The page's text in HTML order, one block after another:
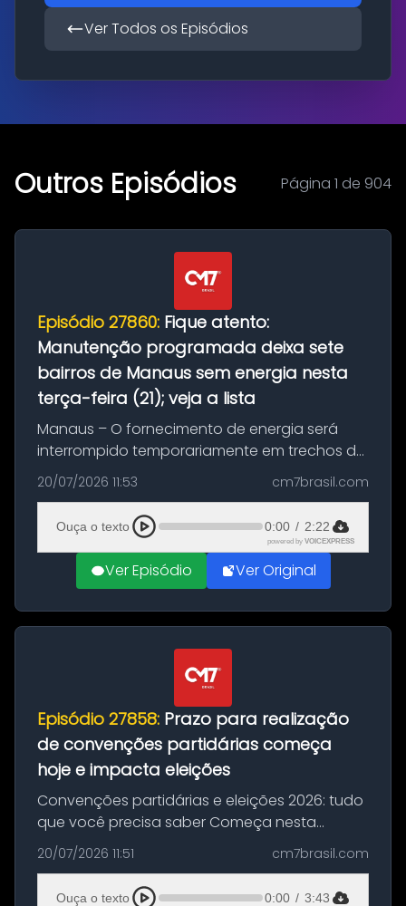
Ver Todos os Episódios
Outros Episódios Página 1 de 904
Episódio 27860: Fique atento:
Manutenção programada deixa sete
bairros de Manaus sem energia nesta
terça-feira (21); veja a lista
Manaus – O fornecimento de energia será
interrompido temporariamente em trechos de
sete bairros de Manaus nesta terça-feira (21).
A suspensão programada ocorrerá para a
execução de serviços de manuten...
20/07/2026 11:53 cm7brasil.com
Ouça o texto 0:00 / 2:22
powered by VOICEXPRESS
Ver Episódio Ver Original
Episódio 27858: Prazo para realização
de convenções partidárias começa
hoje e impacta eleições
Convenções partidárias e eleições 2026: tudo
que você precisa saber Começa nesta
segunda-feira e vai até 5 de agosto o prazo
para que partidos políticos e federações
partidárias realizem suas convençõ...
20/07/2026 11:51 cm7brasil.com
Ouça o texto 0:00 / 3:43